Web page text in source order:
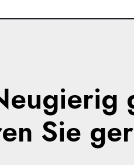
Sie